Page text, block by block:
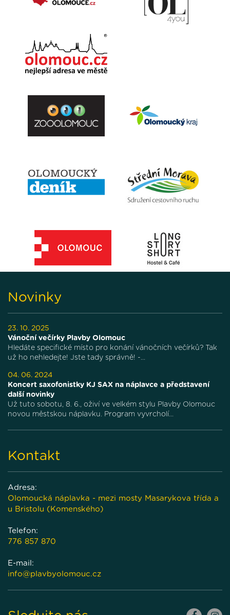
Novinky
23. 10. 2025
Vánoční večírky Plavby Olomouc
Hledáte specifické místo pro konání vánočních večírků? Tak
už ho nehledejte! Jste tady správně! -...
04. 06. 2024
Koncert saxofonistky KJ SAX na náplavce a představení
další novinky
Už tuto sobotu, 8. 6., oživí ve velkém stylu Plavby Olomouc
novou městskou náplavku. Program vyvrcholí...
Kontakt
Adresa:
Olomoucká náplavka - mezi mosty Masarykova třída a
u Bristolu (Komenského)
Telefon:
776 857 870
E-mail:
info@plavbyolomouc.cz